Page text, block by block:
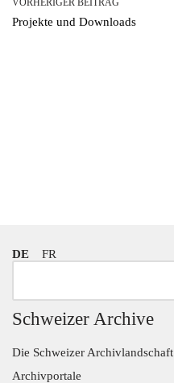
VORHERIGER BEITRAG
Projekte und Downloads
DE FR
Schweizer Archive
Die Schweizer Archivlandschaft
Archivportale